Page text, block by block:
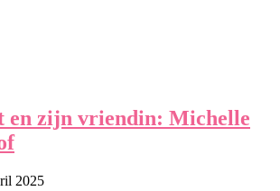
en zijn vriendin: Michelle
2025